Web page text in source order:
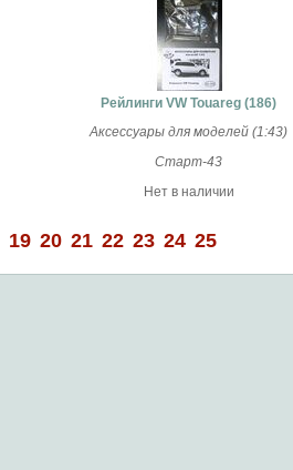
Рейлинги VW Touareg (186)
Аксессуары для моделей (1:43)
Старт-43
Нет в наличии
19 20 21 22 23 24 25